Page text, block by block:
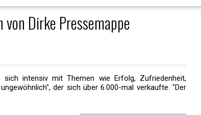
von Dirke Pressemappe
intensiv mit Themen wie Erfolg, Zufriedenheit,
der sich über 6.000-mal verkaufte. "Der